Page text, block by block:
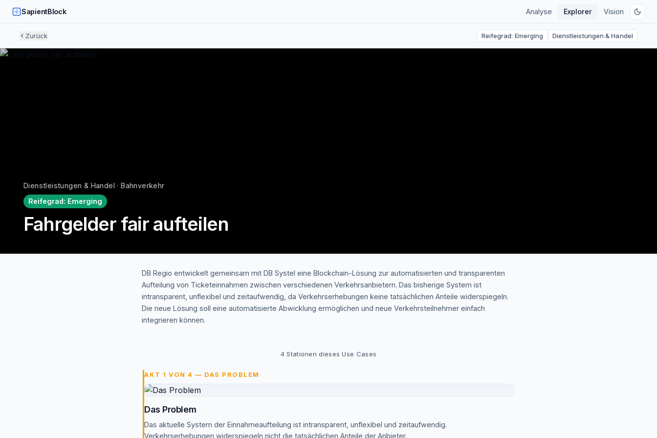
SapientBlock Analyse Explorer Vision
Zurück Reifegrad: Emerging Dienstleistungen & Handel
Dienstleistungen & Handel · Bahnverkehr
Reifegrad: Emerging
Fahrgelder fair aufteilen
DB Regio entwickelt gemeinsam mit DB Systel eine Blockchain-Lösung zur automatisierten und transparenten
Aufteilung von Ticketeinnahmen zwischen verschiedenen Verkehrsanbietern. Das bisherige System ist
intransparent, unflexibel und zeitaufwendig, da Verkehrserhebungen keine tatsächlichen Anteile widerspiegeln.
Die neue Lösung soll eine automatisierte Abwicklung ermöglichen und neue Verkehrsteilnehmer einfach
integrieren können.
4 Stationen dieses Use Cases
AKT 1 VON 4 — DAS PROBLEM
Das Problem
Das aktuelle System der Einnahmeaufteilung ist intransparent, unflexibel und zeitaufwendig.
Verkehrserhebungen widerspiegeln nicht die tatsächlichen Anteile der Anbieter.